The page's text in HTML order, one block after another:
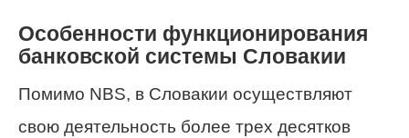
Особенности функционирования
банковской системы Словакии
Помимо NBS, в Словакии осуществляют
свою деятельность более трех десятков